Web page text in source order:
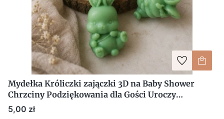
Mydełka Króliczki zajączki 3D na Baby Shower
Chrzciny Podziękowania dla Gości Uroczy
Upominek
Cena
5,00 zł